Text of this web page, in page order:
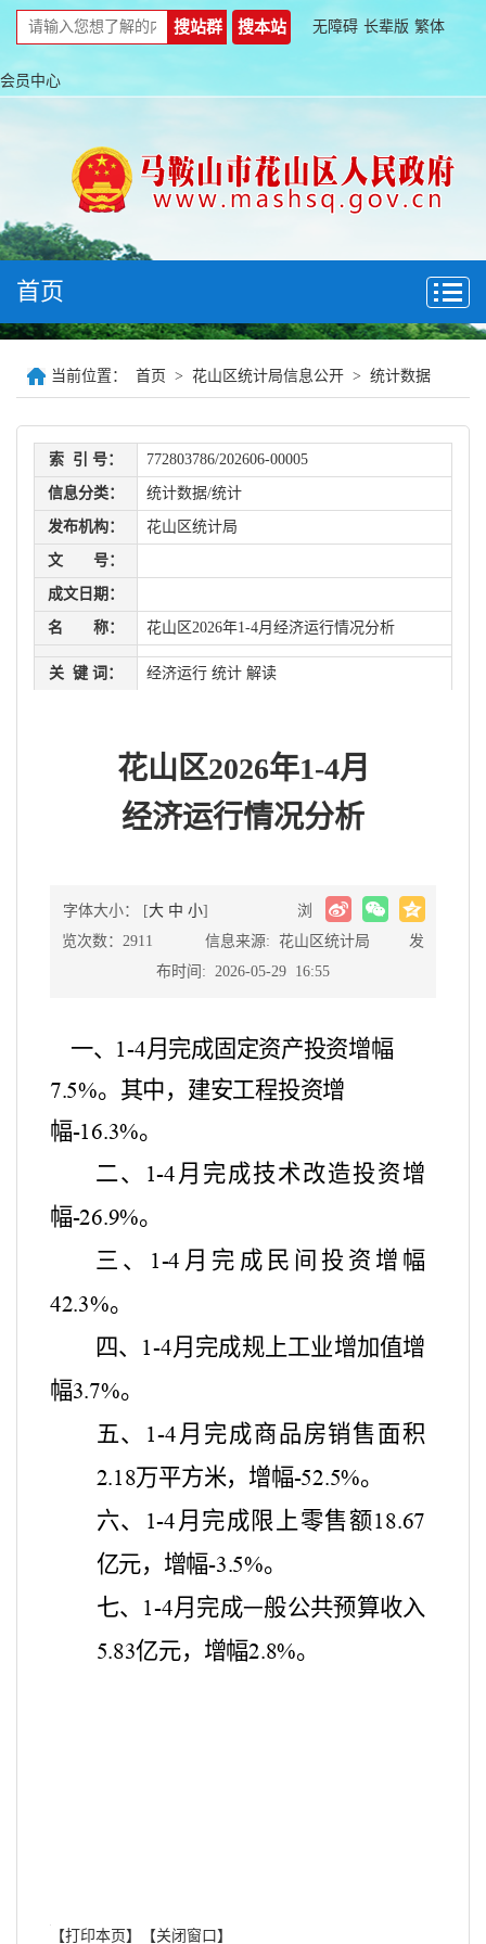
无障碍 长辈版 繁体
会员中心
首页
当前位置： 首页 > 花山区统计局信息公开 > 统计数据
索 引 号： 772803786/202606-00005
信息分类： 统计数据/统计
发布机构： 花山区统计局
文 号：
成文日期：
名 称： 花山区2026年1-4月经济运行情况分析
关 键 词： 经济运行 统计 解读
花山区2026年1-4月
经济运行情况分析
字体大小： [大 中 小]
浏
览次数：2911 信息来源: 花山区统计局 发
布时间: 2026-05-29 16:55
一、 1-4月完成固定资产投资增幅
7.5%。其中，建安工程投资增
幅-16.3%。
二、
1-4 月完成技术改造投资增
幅-26.9%。
三、
1-4 月完成民间投资增幅
42.3%。
四、
1-4月完成规上工业增加值增
幅3.7%。
五、 1-4 月完成商品房销售面积
2.18万平方米，增幅-52.5%。
六、
1-4 月完成限上零售额18.67
亿元，增幅-3.5%。
七、
1-4月完成一般公共预算收入
5.83亿元，增幅2.8%。
【打印本页】 【关闭窗口】